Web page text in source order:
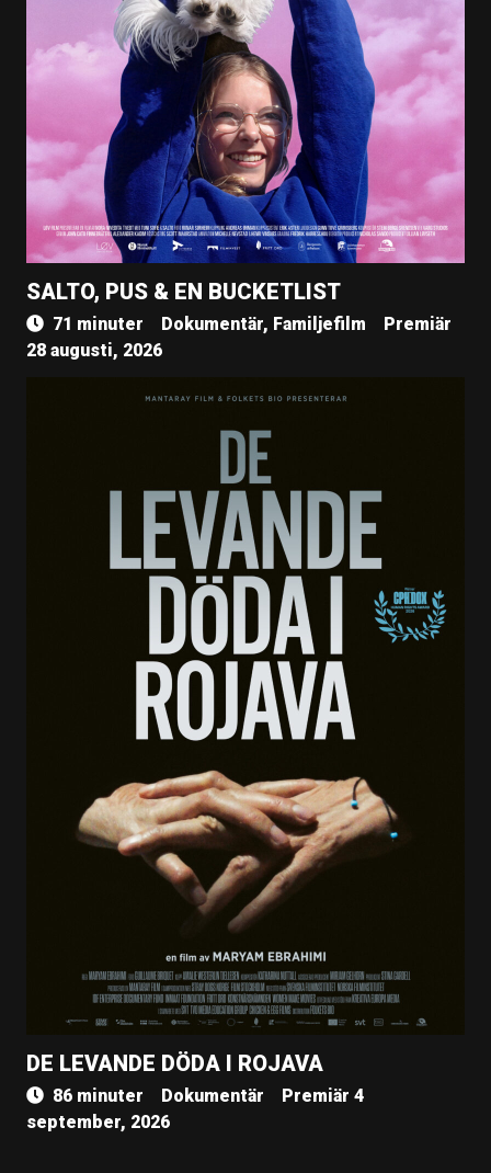
SALTO, PUS & EN BUCKETLIST
71 minuter Dokumentär, Familjefilm
Premiär
28 augusti, 2026
DE LEVANDE DÖDA I ROJAVA
86 minuter Dokumentär
Premiär 4
september, 2026